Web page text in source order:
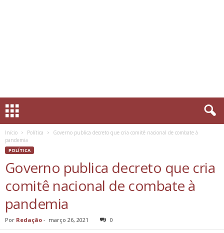
Início Política
Governo publica decreto que cria comitê nacional de combate à
pandemia
POLÍTICA
Governo publica decreto que cria
comitê nacional de combate à
pandemia
Por Redação - março 26, 2021 0